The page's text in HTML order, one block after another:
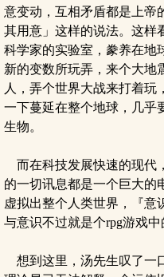
意变动，互相矛盾都是上帝
其用意」这样的说法。这样
科学家的实验室，豢养在地
新的变数所玩弄，来个大地
人，弄个世界大战来打着玩
一下蔓延在整个地球，几乎
生物。
而在科技发展快速的现代
的一切讯息都是一个巨大的
虚拟出整个人类世界，『意
与意识不过就是个rpg游戏中
想到这里，汤先生叹了一